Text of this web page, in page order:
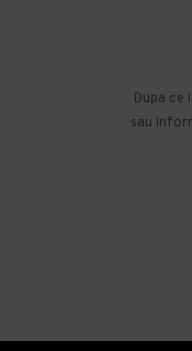
Dupa
sau